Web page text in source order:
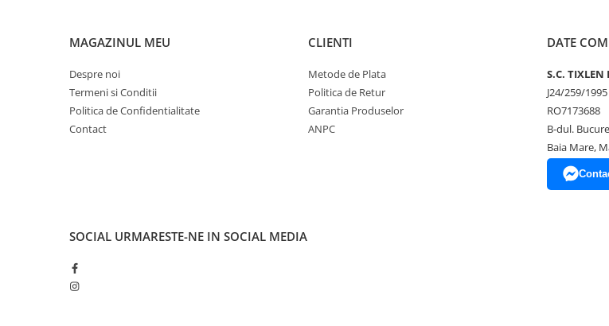
MAGAZINUL MEU
Despre noi
Termeni si Conditii
Politica de Confidentialitate
Contact
CLIENTI
Metode de Plata
Politica de Retur
Garantia Produselor
ANPC
DATE
S.C. TIXLEN
J24/259/1995
RO7173688
B-dul.
Baia Mare,
SOCIAL URMARESTE-NE IN SOCIAL MEDIA